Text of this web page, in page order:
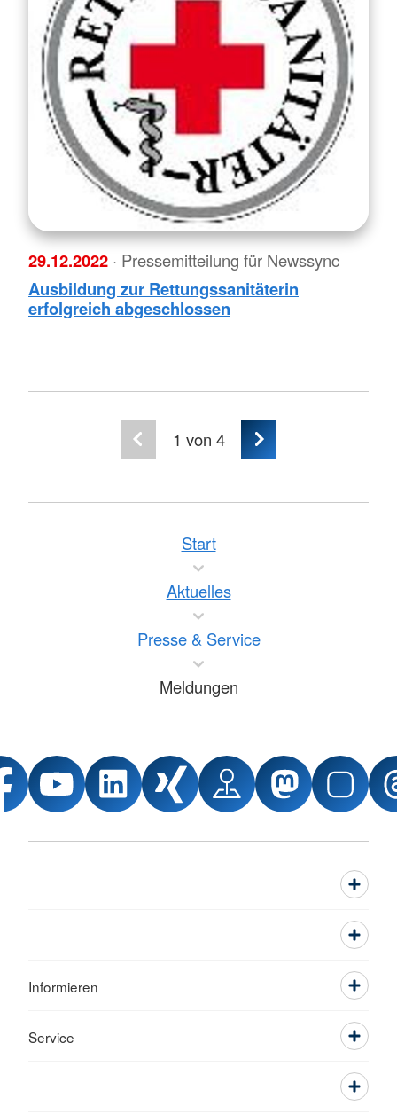
29.12.2022 · Pressemitteilung für Newssync
Ausbildung zur Rettungssanitäterin
erfolgreich abgeschlossen
1 von 4
Start
Aktuelles
Presse & Service
Meldungen
Informieren
Service